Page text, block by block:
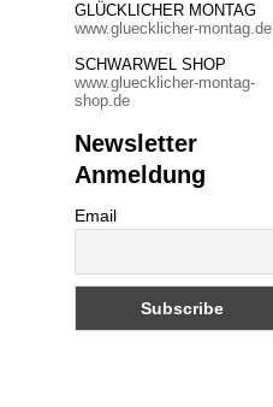
GLÜCKLICHER MONTAG
www.gluecklicher-montag.de
SCHWARWEL SHOP
www.gluecklicher-montag-
shop.de
Newsletter
Anmeldung
Email